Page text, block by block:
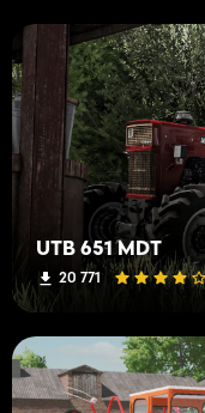
UTB 651 MDT
20 771